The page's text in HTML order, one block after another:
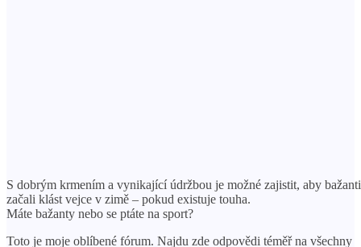
S dobrým krmením a vynikající údržbou je možné zajistit, aby bažanti
začali klást vejce v zimě – pokud existuje touha.
Máte bažanty nebo se ptáte na sport?
Toto je moje oblíbené fórum. Najdu zde odpovědi téměř na všechny